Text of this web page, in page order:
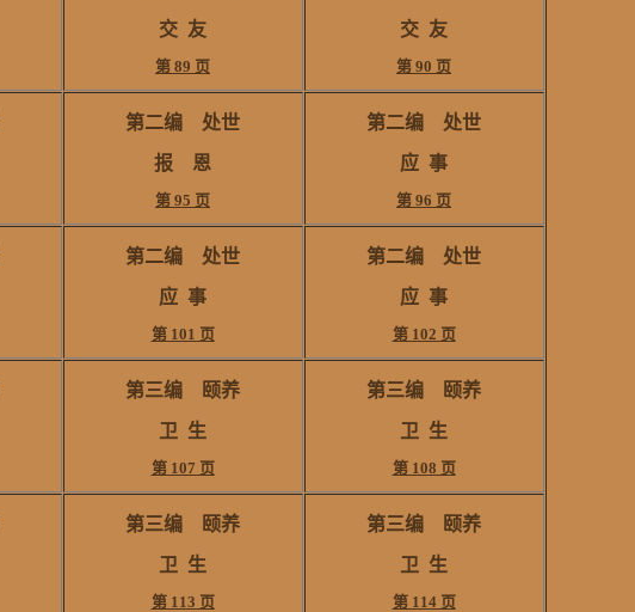
交 友
第 89 页
交 友
第 90 页
第二编 处世
报 恩
第 95 页
第二编 处世
应 事
第 96 页
第二编 处世
应 事
第 101 页
第二编 处世
应 事
第 102 页
第三编 颐养
卫 生
第 107 页
第三编 颐养
卫 生
第 108 页
第三编 颐养
卫 生
第 113 页
第三编 颐养
卫 生
第 114 页